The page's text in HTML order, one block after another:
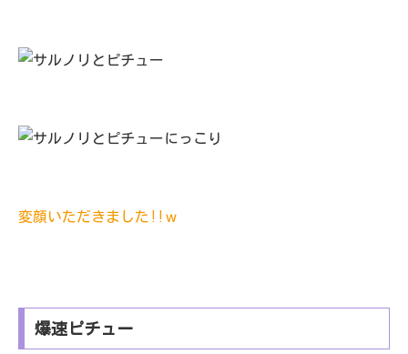
変顔いただきました!!ｗ
爆速ピチュー